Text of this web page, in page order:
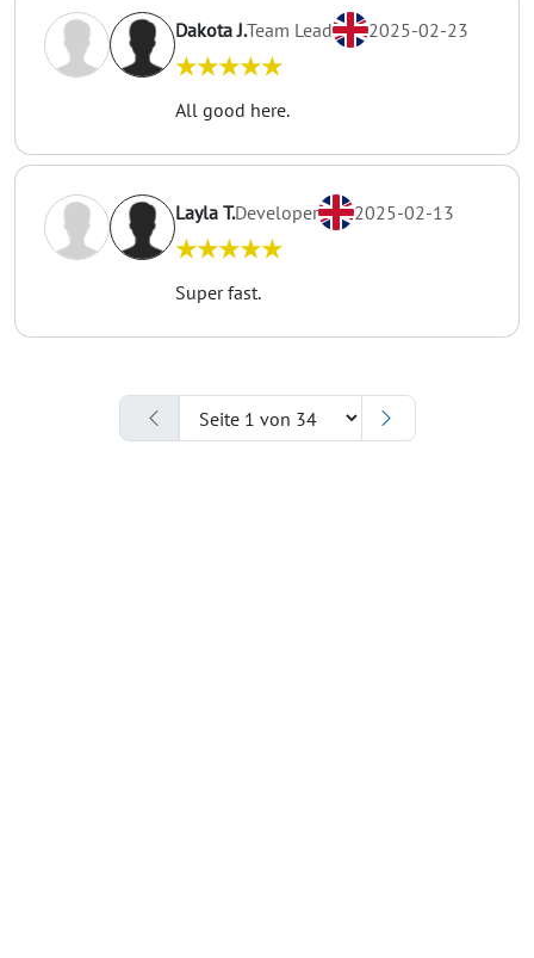
Dakota J.Team Lead 2025-02-23
★★★★★
All good here.
Layla T.Developer 2025-02-13
★★★★★
Super fast.